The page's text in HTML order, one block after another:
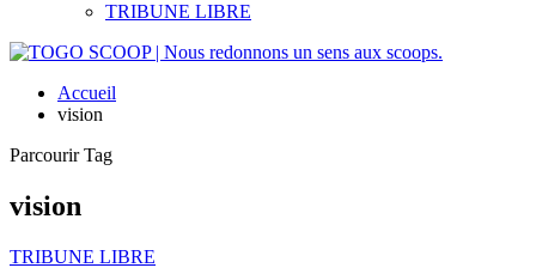
TRIBUNE LIBRE
Accueil
vision
Parcourir Tag
vision
TRIBUNE LIBRE